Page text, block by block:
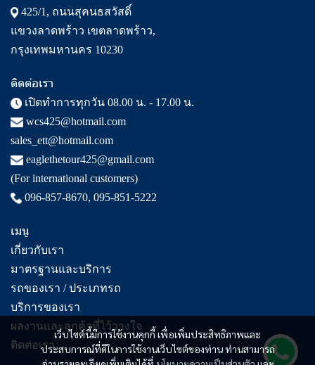
เว็บไซต์นี้มีการใช้งานคุกกี้ เพื่อเพิ่มประสิทธิภาพและ
ประสบการณ์ที่ดีในการใช้งานเว็บไซต์ของท่าน ท่านสามารถ
425/1, ถนนสุคนธสวัสดิ์
แขวงลาดพร้าว เขตลาดพร้าว,
กรุงเทพมหานคร 10230
ติดต่อเรา
เปิดทำการทุกวัน 08.00 น. - 17.00 น.
wcs425@hotmail.com
sales_ett@hotmail.com
eaglethetour425@gmail.com
(For international customers)
096-857-8670, 095-851-5222
เมนู
เกี่ยวกับเรา
มาตรฐานและบริการ
รถของเรา / ประเภทรถ
บริการของเรา
ผลงานและลูกค้าที่ไว้วางใจ
ติดต่อเรา